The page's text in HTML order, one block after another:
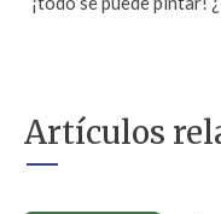
Artículos